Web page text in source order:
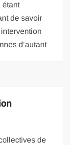
étant
de savoir
d’autant
de